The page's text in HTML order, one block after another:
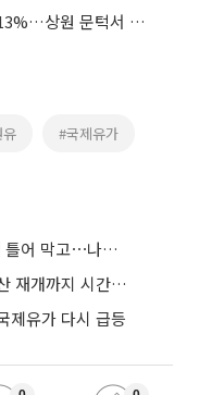
美 클래리티 법안 연내 통과 가능성 13%…상원 문턱서 제동
#국제유가
초대형 자동 파라솔 수백개로 뙤약볕 틀어 막고⋯나라별 폭염 생존법
일본 강진 사망자 28명⋯TSMC "생산 재개까지 시간 필요해"
제유가 다시 급등